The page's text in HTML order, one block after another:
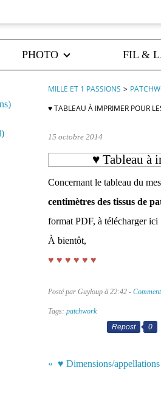
PHOTO FIL &
MILLE ET 1 PASSIONS >
♥ TABLEAU À IMPRIMER POUR
15 octobre 2014
♥ Tableau à
Concernant le tableau du
centimètres des tissus de
format PDF, à télécharger ici
À bientôt,
♥ ♥ ♥ ♥ ♥ ♥
Posté par Guyloup à 22:42 -
Tags: patchwork
Repost
0